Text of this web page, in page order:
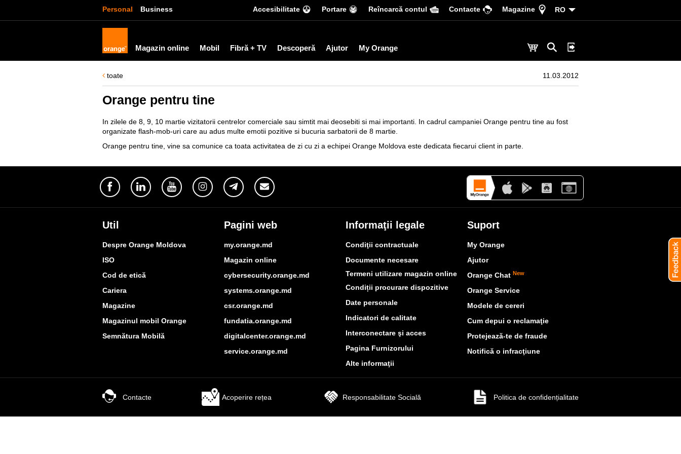
Personal Business Accesibilitate Portare Reîncarcă contul Сontacte Magazine RO
Magazin online Mobil Fibră + TV Descoperă Ajutor My Orange
toate 11.03.2012
Orange pentru tine
In zilele de 8, 9, 10 martie vizitatorii centrelor comerciale sau simtit mai deosebiti si mai importanti. In cadrul campaniei Orange pentru tine au fost
organizate flash-mob-uri care au adus multe emotii pozitive si bucuria sarbatorii de 8 martie.
Orange pentru tine, vine sa comunice ca toata activitatea de zi cu zi a echipei Orange Moldova este dedicata fiecarui client in parte.
Util
Despre Orange Moldova
ISO
Cod de etică
Cariera
Magazine
Magazinul mobil Orange
Semnătura Mobilă
Pagini web
my.orange.md
Magazin online
cybersecurity.orange.md
systems.orange.md
csr.orange.md
fundatia.orange.md
digitalcenter.orange.md
service.orange.md
Informaţii legale
Condiţii contractuale
Documente necesare
Termeni utilizare magazin online
Condiții procurare dispozitive
Date personale
Indicatori de calitate
Interconectare şi acces
Pagina Furnizorului
Alte informaţii
Suport
My Orange
Ajutor
Orange Chat New
Orange Service
Modele de cereri
Cum depui o reclamaţie
Protejează-te de fraude
Notifică o infracţiune
Contacte Acoperire rețea Responsabilitate Socială Politica de confidențialitate